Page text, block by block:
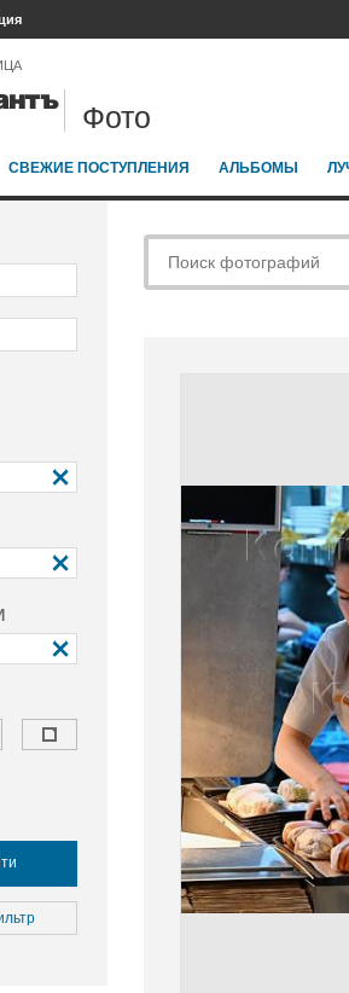
Фото
СВЕЖИЕ ПОСТУПЛЕНИЯ АЛЬБОМЫ
отдых